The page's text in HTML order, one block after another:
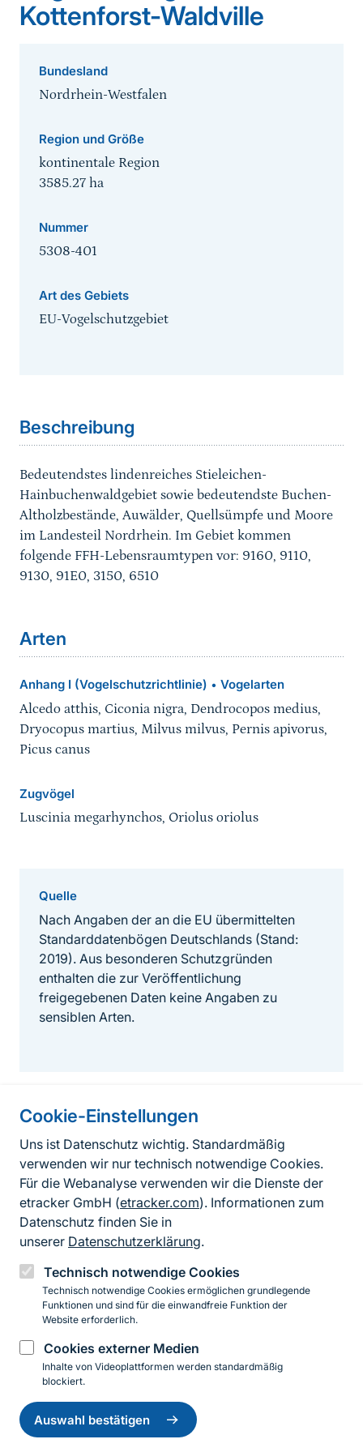
Cookie-Einstellungen
Uns ist Datenschutz wichtig. Standardmäßig
verwenden wir nur technisch notwendige Cookies.
Für die Webanalyse verwenden wir die Dienste der
etracker GmbH (etracker.com). Informationen zum
Datenschutz finden Sie in
unserer Datenschutzerklärung.
Technisch notwendige Cookies
Technisch notwendige Cookies ermöglichen grundlegende
Funktionen und sind für die einwandfreie Funktion der
Website erforderlich.
Cookies externer Medien
Inhalte von Videoplattformen werden standardmäßig
blockiert.
Auswahl bestätigen
Einwilligung
zurückziehen
Kottenforst-Waldville
Bundesland
Nordrhein-Westfalen
Region und Größe
kontinentale Region
3585.27 ha
Nummer
5308-401
Art des Gebiets
EU-Vogelschutzgebiet
Beschreibung
Bedeutendstes lindenreiches Stieleichen-
Hainbuchenwaldgebiet sowie bedeutendste Buchen-
Altholzbestände, Auwälder, Quellsümpfe und Moore
im Landesteil Nordrhein. Im Gebiet kommen
folgende FFH-Lebensraumtypen vor: 9160, 9110,
9130, 91E0, 3150, 6510
Arten
Anhang I (Vogelschutzrichtlinie) • Vogelarten
Alcedo atthis, Ciconia nigra, Dendrocopos medius,
Dryocopus martius, Milvus milvus, Pernis apivorus,
Picus canus
Zugvögel
Luscinia megarhynchos, Oriolus oriolus
Quelle
Nach Angaben der an die EU übermittelten
Standarddatenbögen Deutschlands (Stand:
2019). Aus besonderen Schutzgründen
enthalten die zur Veröffentlichung
freigegebenen Daten keine Angaben zu
sensiblen Arten.
Informationen zur Seite
FußzeileKontakt zum BfN
Kontaktformular
Erklärung zur Barrierefreiheit
Impressum
Datenschutz
InstagramFacebookYouTubeLinkedIn
© 2026 Bundesamt für Naturschutz